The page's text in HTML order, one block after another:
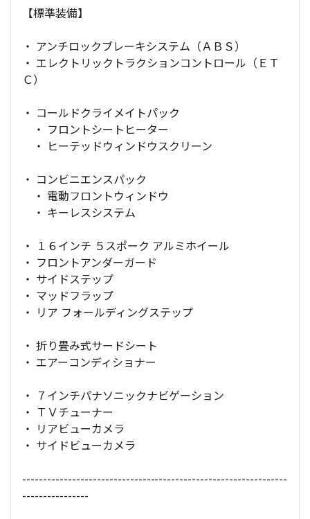
【標準装備】
・ アンチロックブレーキシステム（ＡＢＳ）
・ エレクトリックトラクションコントロール（ＥＴ
Ｃ）
・ コールドクライメイトパック
・ フロントシートヒーター
・ ヒーテッドウィンドウスクリーン
・ コンビニエンスパック
・ 電動フロントウィンドウ
・ キーレスシステム
・ １６インチ ５スポーク アルミホイール
・ フロントアンダーガード
・ サイドステップ
・ マッドフラップ
・ リア フォールディングステップ
・ 折り畳み式サードシート
・ エアーコンディショナー
・ ７インチパナソニックナビゲーション
・ ＴＶチューナー
・ リアビューカメラ
・ サイドビューカメラ
----------------------------------------------------------------
----------------